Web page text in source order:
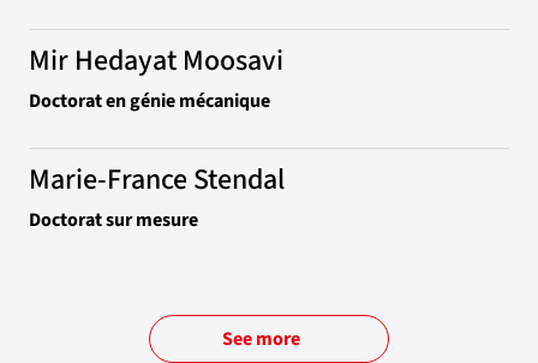
Mir Hedayat Moosavi
Doctorat en génie mécanique
Marie-France Stendal
Doctorat sur mesure
See more